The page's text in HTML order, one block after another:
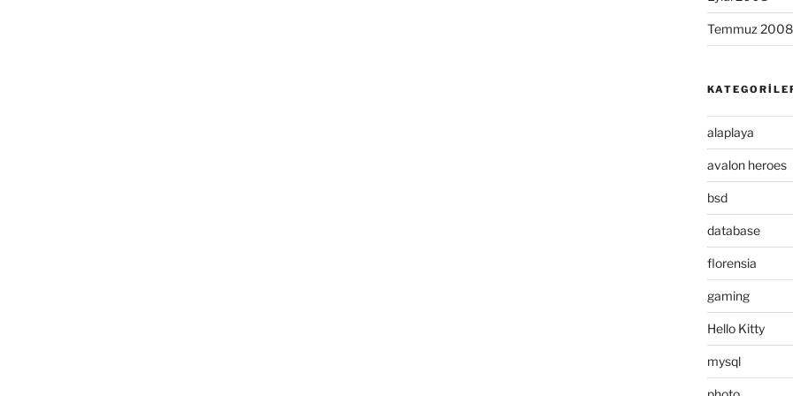
Temmuz 2008
alaplaya
avalon heroes
bsd
database
florensia
gaming
Hello Kitty
mysql